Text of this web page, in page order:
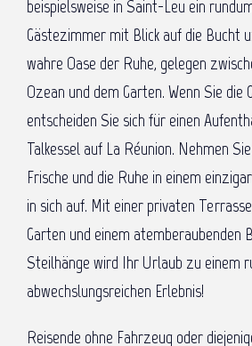
beispielsweise in Saint-Leu ein
Gästezimmer mit Blick auf die Bucht
wahre Oase der Ruhe, gelegen
Ozean und dem Garten. Wenn Sie die
entscheiden Sie sich für einen
Talkessel auf La Réunion. Nehmen
Frische und die Ruhe in einem
in sich auf. Mit einer privaten
Garten und einem atemberaubenden
Steilhänge wird Ihr Urlaub zu einem
abwechslungsreichen Erlebnis!
Reisende ohne Fahrzeug oder